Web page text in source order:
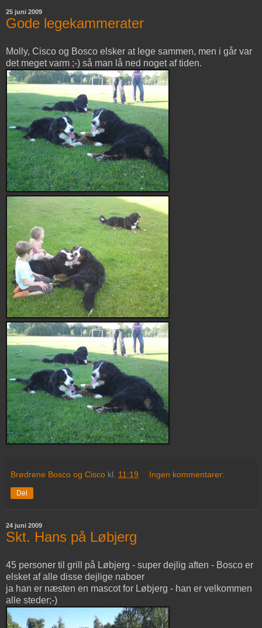
25 juni 2009
Gode legekammerater
Molly, Cisco og Bosco elsker at lege sammen, men i går var
det meget varm ;-) så man lå ned noget af tiden.
Brødrene Bosco og Cisco kl. 11:19 Ingen kommentarer:
Del
24 juni 2009
Skt. Hans på Løbjerg
45 personer til grill på Løbjerg - super dejlig aften - Bosco er
elsket af alle disse dejlige naboer
ja han er næsten en mascot for Løbjerg - han er velkommen
alle steder;-)